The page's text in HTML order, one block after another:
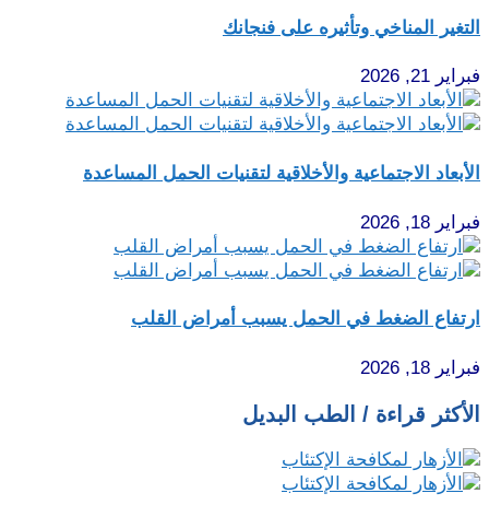
التغير المناخي وتأثيره على فنجانك
فبراير 21, 2026
الأبعاد الاجتماعية والأخلاقية لتقنيات الحمل المساعدة
فبراير 18, 2026
ارتفاع الضغط في الحمل يسبب أمراض القلب
فبراير 18, 2026
الأكثر قراءة / الطب البديل